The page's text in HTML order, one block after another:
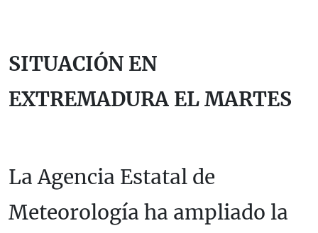
SITUACIÓN EN
EXTREMADURA EL MARTES
La Agencia Estatal de
Meteorología ha ampliado la